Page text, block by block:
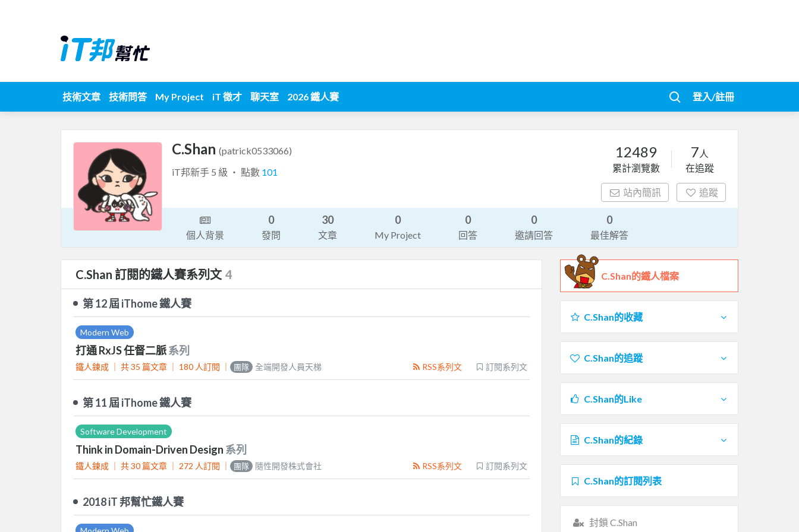
技術文章 技術問答 My Project iT 徵才 聊天室 2026 鐵人賽 登入/註冊
C.Shan (patrick0533066)
iT邦新手 5 級 ‧ 點數 101
12489
累計瀏覽數
7 人
在追蹤
站內簡訊 追蹤
個人背景
0
發問
30
文章
0
My Project
0
回答
0
邀請回答
0
最佳解答
C.Shan 訂閱的鐵人賽系列文 4
第 12 屆 iThome 鐵人賽
Modern Web
打通 RxJS 任督二脈系列
鐵人鍊成 ｜ 共 35 篇文章 ｜ 180 人訂閱 訂閱系列文
RSS系列文
團隊 全端開發人員天梯
第 11 屆 iThome 鐵人賽
Software Development
Think in Domain-Driven Design 系列
鐵人鍊成 ｜ 共 30 篇文章 ｜ 272 人訂閱 訂閱系列文
RSS系列文
團隊 隨性開發株式會社
2018 iT 邦幫忙鐵人賽
C.Shan的鐵人檔案
C.Shan的收藏
C.Shan的追蹤
C.Shan的Like
C.Shan的紀錄
C.Shan的訂閱列表
封鎖 C.Shan